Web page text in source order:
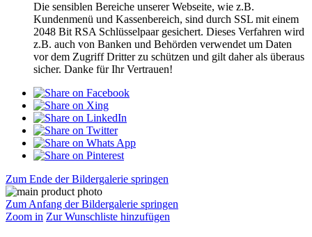
Die sensiblen Bereiche unserer Webseite, wie z.B.
Kundenmenü und Kassenbereich, sind durch SSL mit einem
2048 Bit RSA Schlüsselpaar gesichert. Dieses Verfahren wird
z.B. auch von Banken und Behörden verwendet um Daten
vor dem Zugriff Dritter zu schützen und gilt daher als überaus
sicher. Danke für Ihr Vertrauen!
Zum Ende der Bildergalerie springen
Zum Anfang der Bildergalerie springen
Zoom in Zur Wunschliste hinzufügen